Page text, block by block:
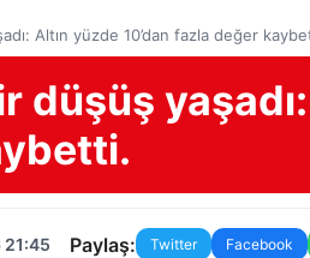
Altın yüzde 10’dan fazla değer
düşüş
Paylaş: Twitter Facebook